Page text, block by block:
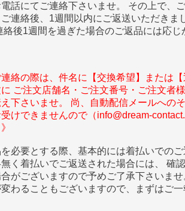
話にてご連絡下さいませ。 その上で、
連絡後、1週間以内にご返送いただきま
絡後1週間を過ぎた場合のご返品には応
連絡の際は、件名に【交換希望】または
ご注文店舗名・ご注文番号・ご注文者
下さいませ。 尚、自動配信メールへの
けできませんので（info@dream-
必要とする際、基本的には着払いでの
く着払いでご返送された場合には、 確
がございますので予めご了承下さいま
わることもございますので、まずはご